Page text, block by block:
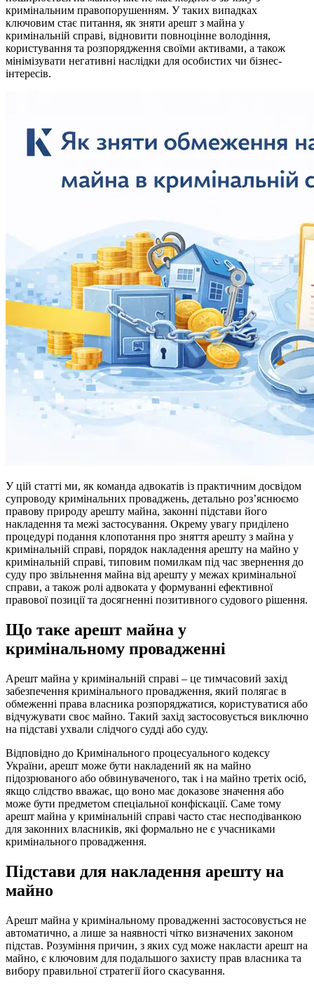
кримінальним правопорушенням. У таких випадках
ключовим стає питання, як зняти арешт з майна у
кримінальній справі, відновити повноцінне володіння,
користування та розпорядження своїми активами, а також
мінімізувати негативні наслідки для особистих чи бізнес-
інтересів.
У цій статті ми, як команда адвокатів із практичним досвідом
супроводу кримінальних проваджень, детально роз’яснюємо
правову природу арешту майна, законні підстави його
накладення та межі застосування. Окрему увагу приділено
процедурі подання клопотання про зняття арешту з майна у
кримінальній справі, порядок накладення арешту на майно у
кримінальній справі, типовим помилкам під час звернення до
суду про звільнення майна від арешту у межах кримінальної
справи, а також ролі адвоката у формуванні ефективної
правової позиції та досягненні позитивного судового рішення.
Що таке арешт майна у
кримінальному провадженні
Арешт майна у кримінальній справі – це тимчасовий захід
забезпечення кримінального провадження, який полягає в
обмеженні права власника розпоряджатися, користуватися або
відчужувати своє майно. Такий захід застосовується виключно
на підставі ухвали слідчого судді або суду.
Відповідно до Кримінального процесуального кодексу
України, арешт може бути накладений як на майно
підозрюваного або обвинуваченого, так і на майно третіх осіб,
якщо слідство вважає, що воно має доказове значення або
може бути предметом спеціальної конфіскації. Саме тому
арешт майна у кримінальній справі часто стає несподіванкою
для законних власників, які формально не є учасниками
кримінального провадження.
Підстави для накладення арешту на
майно
Арешт майна у кримінальному провадженні застосовується не
автоматично, а лише за наявності чітко визначених законом
підстав. Розуміння причин, з яких суд може накласти арешт на
майно, є ключовим для подальшого захисту прав власника та
вибору правильної стратегії його скасування.